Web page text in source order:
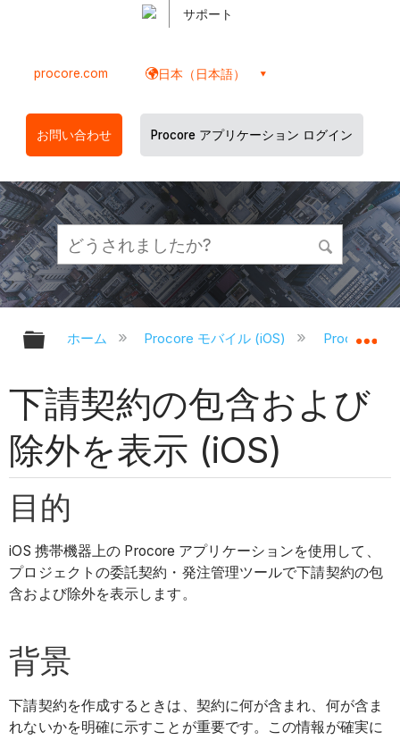
サポート
procore.com 日本（日本語）
お問い合わせ Procore アプリケーション ログイン
グローバル階層を展開/折りたたむ
ホーム Procore モバイル (iOS) Procore
下請契約の包含および
除外を表示 (iOS)
目的
iOS 携帯機器上の Procore アプリケーションを使用して、
プロジェクトの委託契約・発注管理ツールで下請契約の包
含および除外を表示します。
背景
下請契約を作成するときは、契約に何が含まれ、何が含ま
れないかを明確に示すことが重要です。この情報が確実に